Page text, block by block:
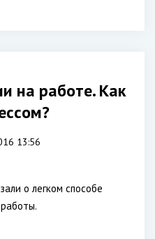
на работе. Как
13:56
о легком способе